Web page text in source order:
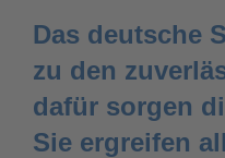
Das deutsche
zu den
dafür sorgen
Sie ergreifen